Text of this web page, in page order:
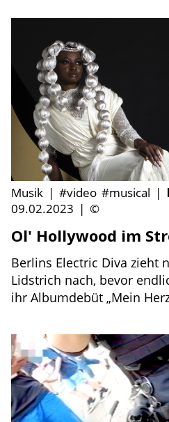
Musik | #video #musical |
09.02.2023 | ©
Ol' Hollywood im
Berlins Electric Diva zieht
Lidstrich nach, bevor
ihr Albumdebüt „Mein